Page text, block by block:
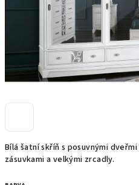
Bílá šatní skříň s posuvnými dveřmi
zásuvkami a velkými zrcadly.